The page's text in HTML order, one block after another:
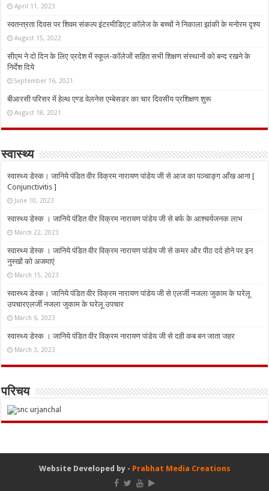
April 11, 2023
स्वतन्त्रता दिवस पर शिवम संकल्प इंटरमीडिएट कॉलेज के बच्चों ने निकाला झांकी के मनोरम दृश्य
August 15, 2022
सीएम ने दो दिन के लिए प्रदेश में स्कूल-कॉलेजों सहित सभी शिक्षण संस्थानों को बन्द रखने के
निर्देश दिये
September 16, 2021
बीआरसी परिसर में हेल्थ एण्ड वेलनेस एम्बेसडर का चार दिवसीय प्रशिक्षण शुरू
August 18, 2021
स्वास्थ्य
स्वास्थ्य डेस्क। जानिये पंडित वीर विक्रम नारायण पांडेय जी से आज का पञ्चाङ्ग आँख आना [
Conjunctivitis ]
June 10, 2023
स्वास्थ्य डेस्क । जानिये पंडित वीर विक्रम नारायण पांडेय जी से बर्फ के आश्चर्यजनक लाभ
March 22, 2023
स्वास्थ्य डेस्क । जानिये पंडित वीर विक्रम नारायण पांडेय जी से कमर और पीठ दर्द होने पर इन
नुस्‍खों को अजमाएं
March 15, 2023
स्वास्थ्य डेस्क। जानिये पंडित वीर विक्रम नारायण पांडेय जी से एलर्जी नजला जुकाम के घरेलू
उपचारएलर्जी नजला जुकाम के घरेलू उपचार
March 6, 2023
स्वास्थ्य डेस्क । जानिये पंडित वीर विक्रम नारायण पांडेय जी से दही कब बन जाता जहर
March 3, 2023
परिचय
Website Developed by - Prabhat Media Creations